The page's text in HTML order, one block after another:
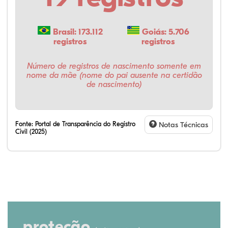
Brasil: 173.112
registros
Goiás: 5.706
registros
Número de registros de nascimento somente em
nome da mãe (nome do pai ausente na certidão
de nascimento)
Fonte: Portal de Transparência do Registro
Civil (2025)
Notas Técnicas